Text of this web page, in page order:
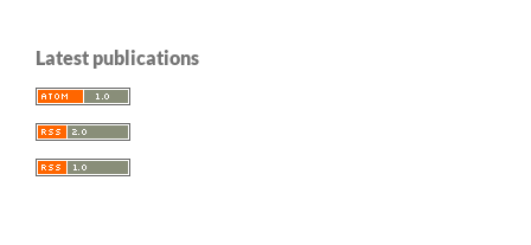
Latest publications